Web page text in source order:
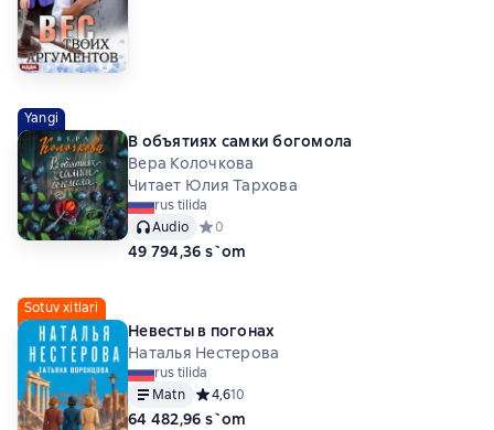
Yangi
В объятиях самки богомола
Вера Колочкова
Читает Юлия Тархова
rus tilida
Audio
Средний рейтинг 0 на основе 0 оценок
0
49 794,36 s`om
Sotuv xitlari
Невесты в погонах
Наталья Нестерова
rus tilida
Matn
Средний рейтинг 4,6 на основе 10 оценок
4,610
64 482,96 s`om